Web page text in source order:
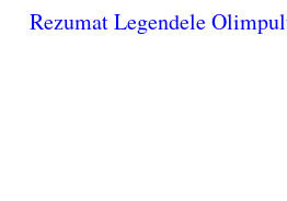
Rezumat Legendele